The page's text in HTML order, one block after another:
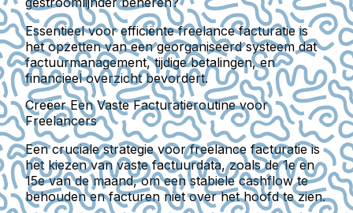
Essentieel voor efficiënte freelance facturatie is
het opzetten van een georganiseerd systeem dat
factuurmanagement, tijdige betalingen, en
financieel overzicht bevordert.
Creëer Een Vaste Facturatieroutine voor
Freelancers
Een cruciale strategie voor freelance facturatie is
het kiezen van vaste factuurdata, zoals de 1e en
15e van de maand, om een stabiele cashflow te
behouden en facturen niet over het hoofd te zien.